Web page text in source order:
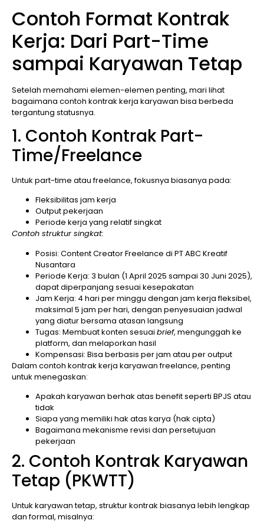
Contoh Format Kontrak
Kerja: Dari Part-Time
sampai Karyawan Tetap
Setelah memahami elemen-elemen penting, mari lihat
bagaimana contoh kontrak kerja karyawan bisa berbeda
tergantung statusnya.
1. Contoh Kontrak Part-
Time/Freelance
Untuk part-time atau freelance, fokusnya biasanya pada:
Fleksibilitas jam kerja
Output pekerjaan
Periode kerja yang relatif singkat
Contoh struktur singkat:
Posisi: Content Creator Freelance di PT ABC Kreatif
Nusantara
Periode Kerja: 3 bulan (1 April 2025 sampai 30 Juni 2025),
dapat diperpanjang sesuai kesepakatan
Jam Kerja: 4 hari per minggu dengan jam kerja fleksibel,
maksimal 5 jam per hari, dengan penyesuaian jadwal
yang diatur bersama atasan langsung
Tugas: Membuat konten sesuai brief, mengunggah ke
platform, dan melaporkan hasil
Kompensasi: Bisa berbasis per jam atau per output
Dalam contoh kontrak kerja karyawan freelance, penting
untuk menegaskan:
Apakah karyawan berhak atas benefit seperti BPJS atau
tidak
Siapa yang memiliki hak atas karya (hak cipta)
Bagaimana mekanisme revisi dan persetujuan
pekerjaan
2. Contoh Kontrak Karyawan
Tetap (PKWTT)
Untuk karyawan tetap, struktur kontrak biasanya lebih lengkap
dan formal, misalnya: